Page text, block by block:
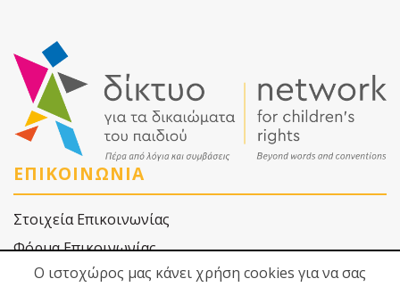
ΕΠΙΚΟΙΝΩΝΙΑ
Στοιχεία Επικοινωνίας
Φόρμα Επικοινωνίας
Ο ιστοχώρος μας κάνει χρήση cookies για να σας